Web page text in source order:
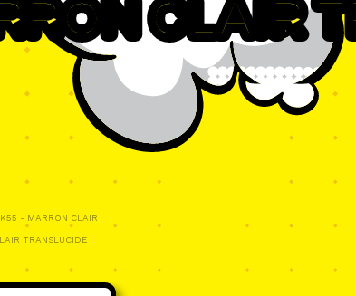
clair
K55 - MARRON CLAIR
TRANSLUCIDE